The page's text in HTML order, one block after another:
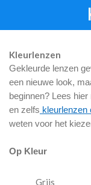
de
hoofdinhoud
Kleurlenzen
Gekleurde lenzen
een nieuwe look,
beginnen? Lees
en zelfs kleurlenzen
weten voor het
Op Kleur
Grijs